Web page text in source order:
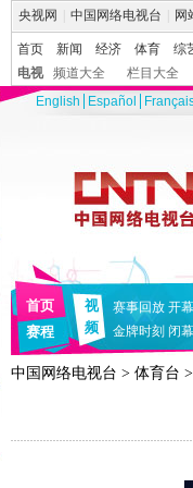
央视网 中国网络电视台 网
首页 新闻 经济 体育 综
电视
频道大全 栏目大全
English
Español
首页
赛程
视
频
赛事回放 开
金牌时刻 闭
中国网络电视台 > 体育台 >